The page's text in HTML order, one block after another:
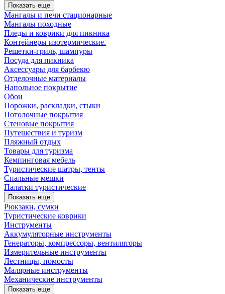
Показать еще
Мангалы и печи стационарные
Мангалы походные
Пледы и коврики для пикника
Контейнеры изотермические.
Решетки-гриль, шампуры
Посуда для пикника
Аксессуары для барбекю
Отделочные материалы
Напольное покрытие
Обои
Порожки, раскладки, стыки
Потолочные покрытия
Стеновые покрытия
Путешествия и туризм
Пляжный отдых
Товары для туризма
Кемпинговая мебель
Туристические шатры, тенты
Спальные мешки
Палатки туристические
Показать еще
Рюкзаки, сумки
Туристические коврики
Инструменты
Аккумуляторные инструменты
Генераторы, компрессоры, вентиляторы
Измерительные инструменты
Лестницы, помосты
Малярные инструменты
Механические инструменты
Показать еще